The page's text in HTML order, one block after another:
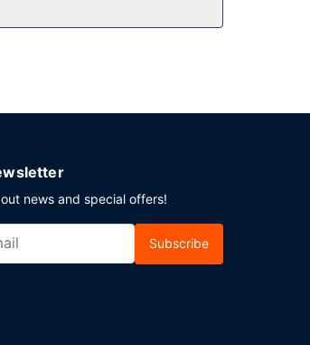
van 07.00 uur tot
news and special offers!
Subscribe